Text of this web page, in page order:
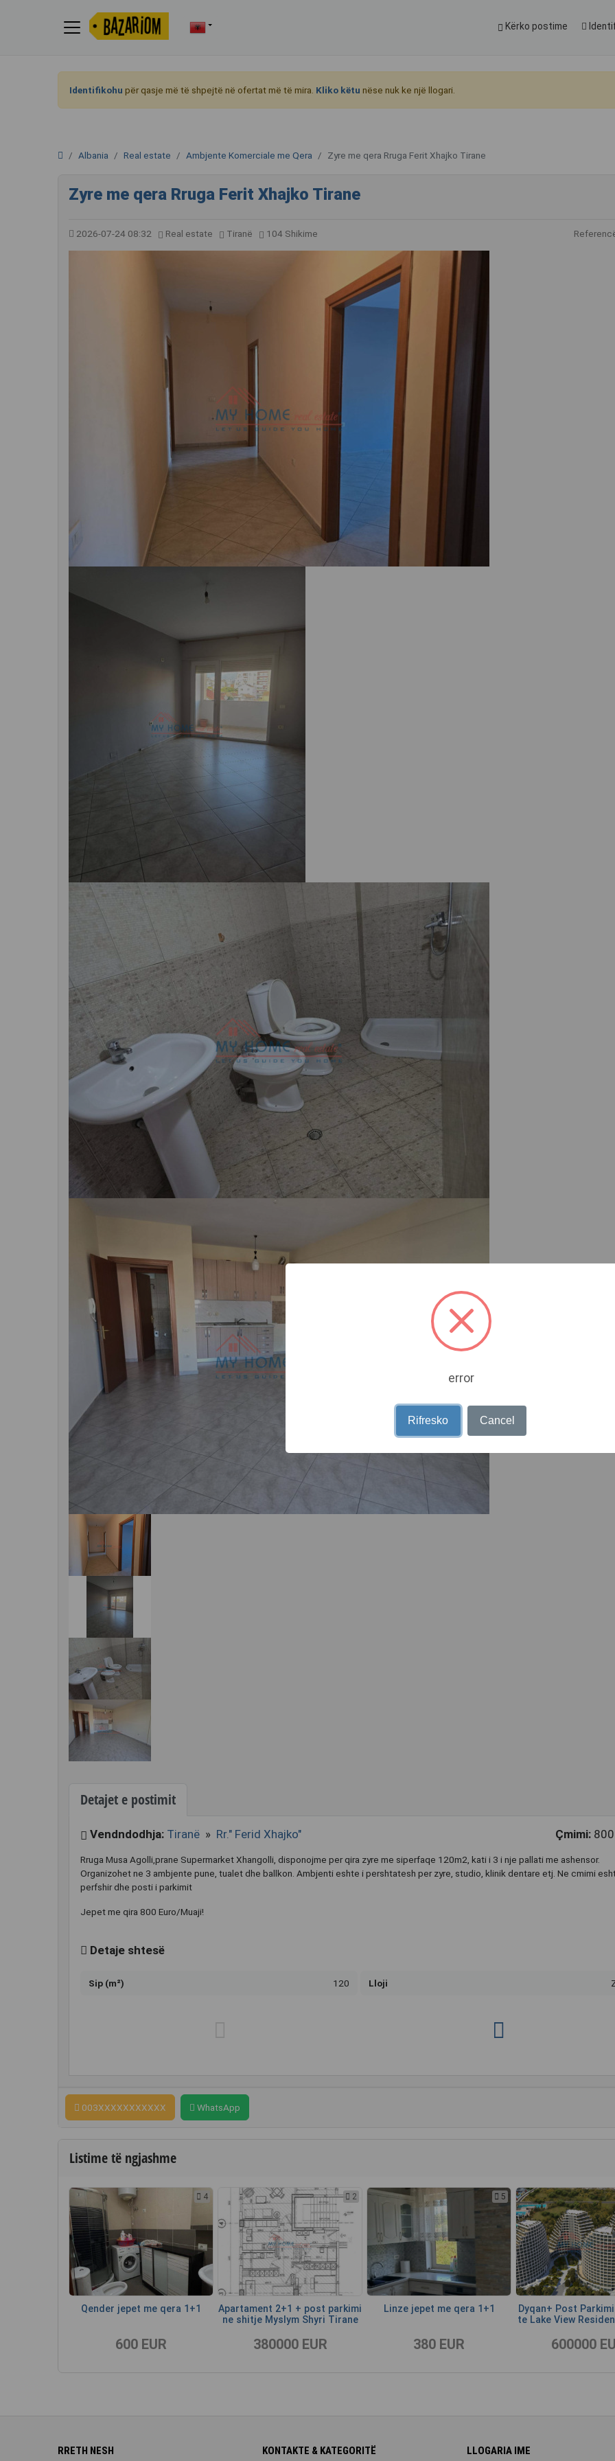
Kërko postime
Identifikohu për qasje më të shpejtë në ofertat më të mira. Kliko këtu nëse nuk ke një llogari.
Albania Real estate Ambjente Komerciale me Qera Zyre me qera Rruga Ferit Xhajko Tirane
Zyre me qera Rruga Ferit Xhajko Tirane
2026-07-24 08:32 Real estate Tiranë 104 Shikime
Detajet e postimit
Vendndodhja: Tiranë » Rr." Ferid Xhajko" Çmimi: 800
Rruga Musa Agolli,prane Supermarket Xhangolli, disponojme per qira zyre me siperfaqe 120m2, kati i 3 i nje pallati me ashensor.
Organizohet ne 3 ambjente pune, tualet dhe ballkon. Ambjenti eshte i pershtatesh per zyre, studio, klinik dentare etj. Ne cmimi
perfshir dhe posti i parkimit
Jepet me qira 800 Euro/Muaji!
Detaje shtesë
Sip (m²) 120 Lloji
003XXXXXXXXXXX WhatsApp
Listime të ngjashme
4
Qender jepet me qera 1+1
600 EUR
2
Apartament 2+1 + post parkimi
ne shitje Myslym Shyri Tirane
380000 EUR
5
Linze jepet me qera 1+1
380 EUR
Dyqan+ Post
te Lake View
600000
RRETH NESH KONTAKTE & KATEGORITË LLOGARIA IME
error
Rifresko Cancel